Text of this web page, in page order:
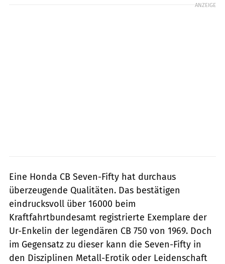
ANZEIGE
Eine Honda CB Seven-Fifty hat durchaus
überzeugende Qualitäten. Das bestätigen
eindrucksvoll über 16000 beim
Kraftfahrtbundesamt registrierte Exemplare der
Ur-Enkelin der legendären CB 750 von 1969. Doch
im Gegensatz zu dieser kann die Seven-Fifty in
den Disziplinen Metall-Erotik oder Leidenschaft